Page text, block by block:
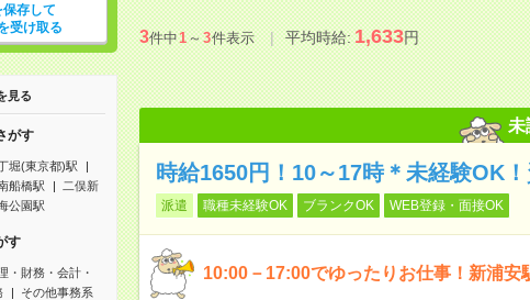
存して
受け取る
見る
がす
堀(東京都)駅
船橋駅
二俣新
公園駅
す
・財務・会計・
その他事務系
3件中1～3件表示 平均時給:1,633円
未
時給1650円！10～17時＊未経験OK
派遣 職種未経験OK ブランクOK WEB登録・面接OK
10:00－17:00でゆったりお仕事！新浦安